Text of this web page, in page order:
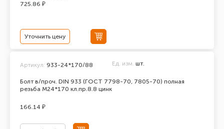
725.86 ₽
Уточнить цену
Болт в/проч. DIN 933 (ГОСТ 7798-70, 7805-70) полная
резьба М24*170 кл.пр.8.8 цинк
Артикул: 933-24*170/88 Ед. изм. шт.
166.14 ₽